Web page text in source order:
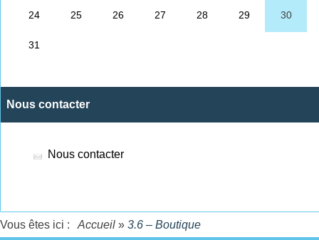
Nous contacter
Nous contacter
Vous êtes ici : Accueil » 3.6 – Boutique